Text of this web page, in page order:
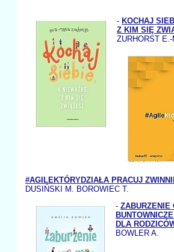
- KOCHAJ
Z KIM SIĘ
ZURHORST E.-
#AGILEKTÓRYDZIAŁA PRACUJ
DUSIŃSKI M. BOROWIEC T.
- ZABURZENIE
DLA
BOWLER A.